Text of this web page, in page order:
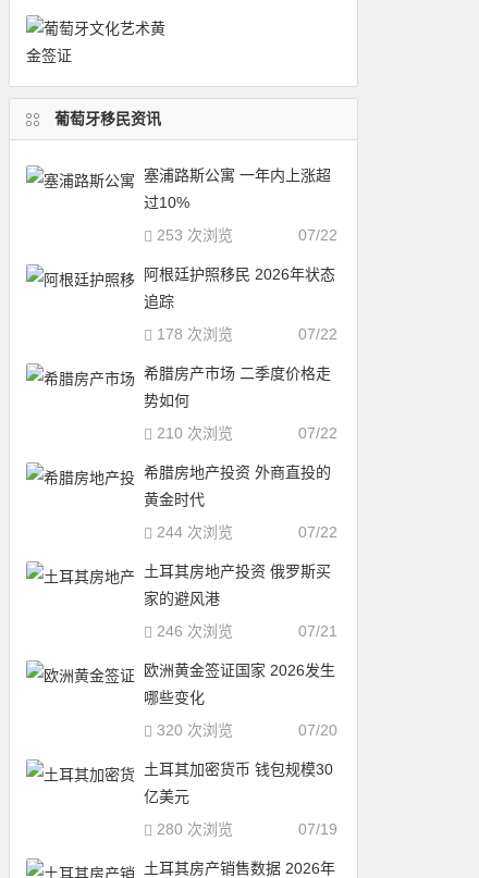
葡萄牙移民资讯
塞浦路斯公寓 一年内上涨超
过10%
07/22
253 次浏览
阿根廷护照移民 2026年状态
追踪
07/22
178 次浏览
希腊房产市场 二季度价格走
势如何
07/22
210 次浏览
希腊房地产投资 外商直投的
黄金时代
07/22
244 次浏览
土耳其房地产投资 俄罗斯买
家的避风港
07/21
246 次浏览
欧洲黄金签证国家 2026发生
哪些变化
07/20
320 次浏览
土耳其加密货币 钱包规模30
亿美元
07/19
280 次浏览
土耳其房产销售数据 2026年